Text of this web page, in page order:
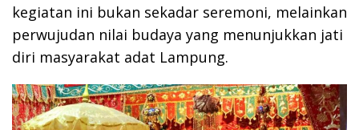
kegiatan ini bukan sekadar seremoni, melainkan
perwujudan nilai budaya yang menunjukkan jati
diri masyarakat adat Lampung.